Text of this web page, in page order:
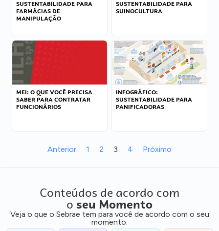
SUSTENTABILIDADE PARA
FARMÁCIAS DE
MANIPULAÇÃO
SUSTENTABILIDADE PARA
SUINOCULTURA
MEI: O QUE VOCÊ PRECISA
SABER PARA CONTRATAR
FUNCIONÁRIOS
INFOGRÁFICO:
SUSTENTABILIDADE PARA
PANIFICADORAS
Anterior 1 2 3 4 Próximo
Conteúdos de acordo com
o seu Momento
Veja o que o Sebrae tem para você de acordo com o seu
momento: